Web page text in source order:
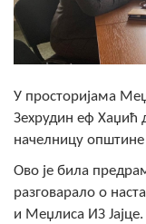
Извјештај
Статут
Састав
У просторијама
Зехрудин еф Хаџић
начелницу
Ово је била
разговарало о
и Меџлиса ИЗ